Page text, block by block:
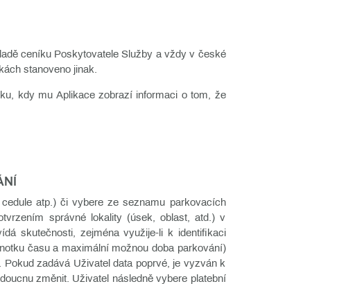
ceníku Poskytovatele Služby a vždy v české
stanoveno jinak.
kdy mu Aplikace zobrazí informaci o tom, že
atp.) či vybere ze seznamu parkovacích
správné lokality (úsek, oblast, atd.) v
skutečnosti, zejména využije-li k identifikaci
času a maximální možnou doba parkování)
zadává Uživatel data poprvé, je vyzván k
změnit. Uživatel následně vybere platební